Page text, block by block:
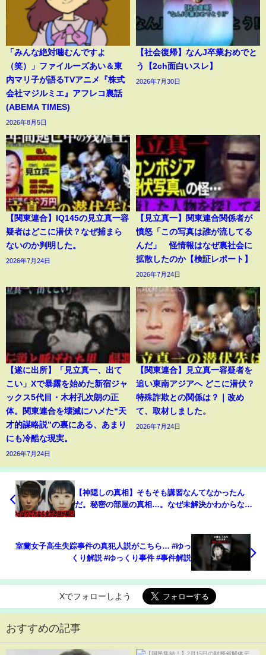
「みんな絶対噛むんですよ
（笑）」ファイルーズあい＆東
内マリ子が語るTVアニメ『株式
会社マジルミエ』アフレコ裏話
(ABEMA TIMES)
2026年8月5日
【社会復帰】なんJ卒業おめでと
う【2ch面白いスレ】
2026年7月30日
【関東連合】IQ145の見立真一容
疑者はどこに潜伏？なぜ捕まら
ないのか判明した。
2026年7月24日
【見立真一】関東連合関係者が
憤怒「この写真は誰が流してる
んだ」 怪情報はなぜ裏社会に
拡散したのか【検証レポート】
2026年7月24日
【遂に出所】「見立真一、出て
こい」Xで暴露を始めた新宿ジャ
ックス5代目・木村孔次朗の正
体。関東連合を壊滅にハメた“天
才的謀略説”の裏にある、あまり
にも冷酷な現実。
2026年7月24日
【関東連合】見立真一容疑者を
追い東南アジアへ どこに潜伏？
特殊詐欺との関係は？｜改め
て、取材しました。
2026年7月24日
【神隠しの真相】そもそも講習なんてなかったん
だ。秘密の部屋の真相…。なぜ未解決かわからない
室蘭女子高生失踪事件の真犯人説がこちら… #ゆっ
くり解説 #ゆっくり事件 #事件解説
Xでフォローしよう
おすすめの記事